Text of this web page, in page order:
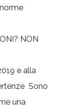
e alla
Sono
una